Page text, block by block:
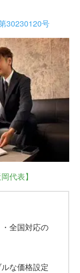
30230120号
代表】
全国対応の
な価格設定